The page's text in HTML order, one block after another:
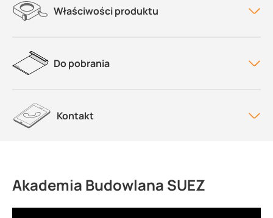
Właściwości produktu
Do pobrania
Kontakt
Akademia Budowlana SUEZ